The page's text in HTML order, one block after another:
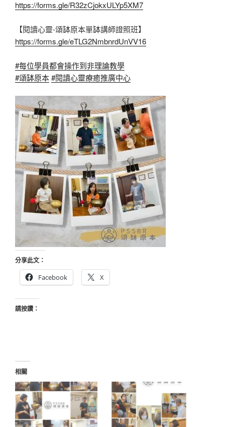
https://forms.gle/R32zCjokxULYp5XM7
【閱讀心靈-頌缽原本單缽講師證照班】
https://forms.gle/eTLG2NmbnrdUnVV16
#每位學員都會操作到非理論教學
#頌缽原本#閱讀心靈療癒推廣中心
分享此文：
Facebook
X
請按讚：
相關